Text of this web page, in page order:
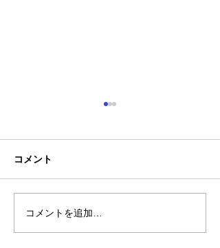
熊本地震明けの営業につ
いてのお知らせ
コメント
コメントを追加…